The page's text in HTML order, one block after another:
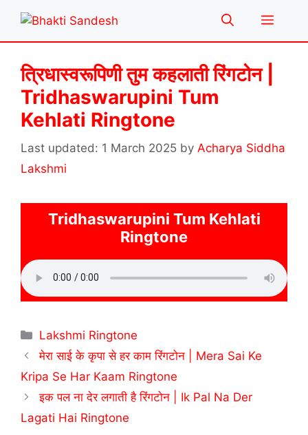
content
Menu
त्रिधास्वरूपिणी तुम कहलाती रिंगटोन |
Tridhaswarupini Tum
Kehlati Ringtone
1 March 2025 by Acharya Siddha
Lakshmi
Tridhaswarupini Tum Kehlati
Ringtone
Categories
Lakshmi Ringtone
मेरा साई के कृपा से हर काम रिंगटोन | Mera Sai Ke
Kripa Se Har Kaam Ringtone
इक पल ना देर लगाती है रिंगटोन | Ik Pal Na Der
Lagati Hai Ringtone